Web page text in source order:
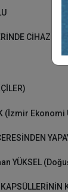
CİHAZ
(İzmir
YÜKSEL